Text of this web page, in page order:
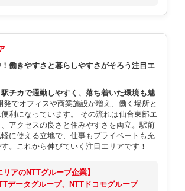
！働きやすさと暮らしやすさがそろう注目エ
チカで通勤しやすく、落ち着いた環境も魅
発でオフィスや商業施設が増え、働く場所と
利になっています。 その流れは仙台東部エ
、アクセスの良さと住みやすさを両立。駅前
に使える立地で、仕事もプライベートも充
。これから伸びていく注目エリアです！
リアのNTTグループ企業】
データグループ、NTTドコモグループ